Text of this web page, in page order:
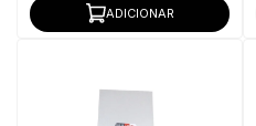
ADICIONAR